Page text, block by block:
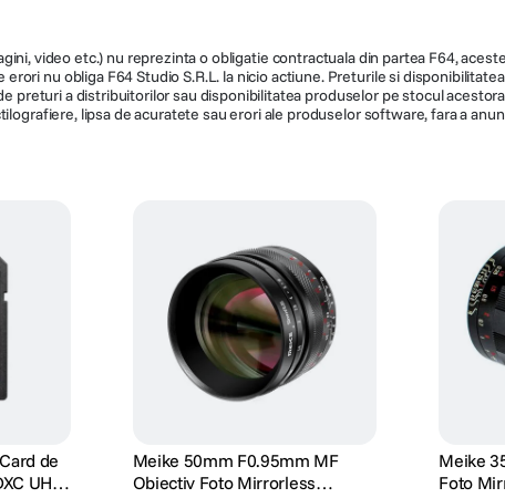
video etc.) nu reprezinta o obligatie contractuala din partea F64,
nu obliga F64 Studio S.R.L. la nicio actiune. Preturile si
a distribuitorilor sau disponibilitatea produselor pe stocul
lipsa de acuratete sau erori ale produselor software, fara a
de
UHS-
Meike 50mm F0.95mm MF
Obiectiv Foto Mirrorless
Meike
Foto